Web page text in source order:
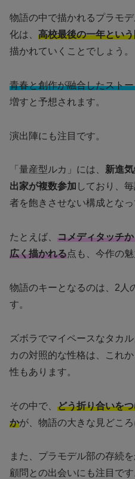
物語の中で描かれるプラモ
化は、 高校最後の一年とい
描かれていくことでしょう。
青春と創作が融合したスト
増すと予想されます。
演出陣にも注目です。
「量産型ルカ」には、 新進
出家が複数参加 しており、
者を飽きさせない構成となっ
たとえば、 コメディタッチ
広く描かれる点も、今作の
物語のキーとなるのは、2人
す。
ズボラでマイペースなタカ
カの対照的な性格は、これ
性もあります。
その中で、 どう折り合いを
かが、物語の大きな見どころ
また、プラモデル部の存続
顧問との出会いにも注目です